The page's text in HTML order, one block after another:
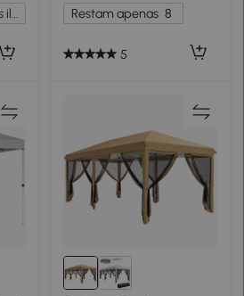
Portes grátis exceto as ilhas
Transporte Verde
Restam apenas 8
5